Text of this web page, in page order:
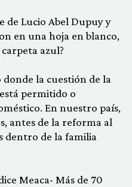
de Lucio Abel Dupuy y
en una hoja en blanco,
azul?
la cuestión de la
permitido o
En nuestro país,
antes de la reforma al
dentro de la familia
Meaca- Más de 70